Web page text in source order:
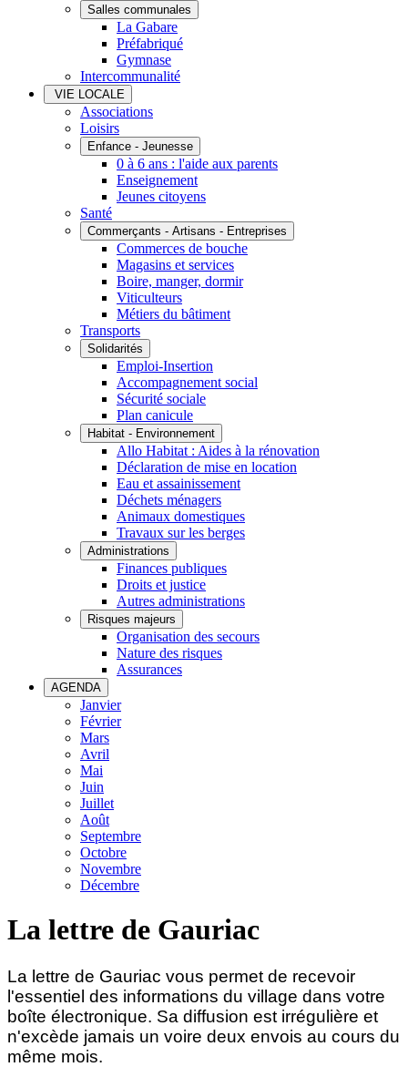
Salles communales
La Gabare
Préfabriqué
Gymnase
Intercommunalité
VIE LOCALE
Associations
Loisirs
Enfance - Jeunesse
0 à 6 ans : l'aide aux parents
Enseignement
Jeunes citoyens
Santé
Commerçants - Artisans - Entreprises
Commerces de bouche
Magasins et services
Boire, manger, dormir
Viticulteurs
Métiers du bâtiment
Transports
Solidarités
Emploi-Insertion
Accompagnement social
Sécurité sociale
Plan canicule
Habitat - Environnement
Allo Habitat : Aides à la rénovation
Déclaration de mise en location
Eau et assainissement
Déchets ménagers
Animaux domestiques
Travaux sur les berges
Administrations
Finances publiques
Droits et justice
Autres administrations
Risques majeurs
Organisation des secours
Nature des risques
Assurances
AGENDA
Janvier
Février
Mars
Avril
Mai
Juin
Juillet
Août
Septembre
Octobre
Novembre
Décembre
La lettre de Gauriac
La lettre de Gauriac vous permet de recevoir
l'essentiel des informations du village dans votre
boîte électronique. Sa diffusion est irrégulière et
n'excède jamais un voire deux envois au cours du
même mois.